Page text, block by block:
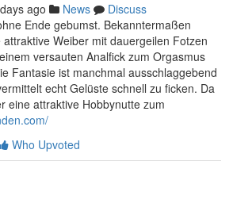
ago News
Discuss
Ende gebumst. Bekanntermaßen
Weiber mit dauergeilen Fotzen
versauten Analfick zum Orgasmus
Fantasie ist manchmal ausschlaggebend
echt Gelüste schnell zu ficken. Da
eine attraktive Hobbynutte zum
Who Upvoted